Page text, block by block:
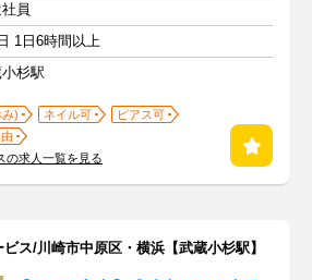
員
1日6時間以上
杉駅
) ネイル可
ピアス可
の求人一覧を見る
ス/川崎市中原区・横浜【武蔵小杉駅】